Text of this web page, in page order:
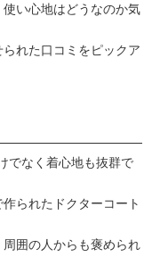
い心地はどうなのか気
れた口コミをピックア
でなく着心地も抜群で
られたドクターコート
囲の人からも褒められ